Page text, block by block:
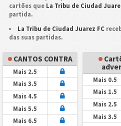
cartões que La Tribu de Ciudad
partida.
La Tribu de Ciudad Juarez FC
das suas partidas.
CANTOS CONTRA
Mais 2.5
Mais 3.5
Mais 4.5
Mais 5.5
Mais 6.5
Mais 0.5
Mais 1.5
Mais 2.5
Mais 3.5